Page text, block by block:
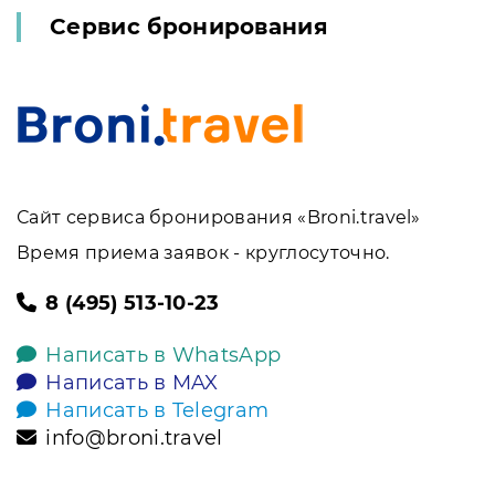
Сервис бронирования
Сайт сервиса бронирования «Broni.travel»
Время приема заявок - круглосуточно.
8 (495) 513-10-23
Написать в WhatsApp
Написать в MAX
Написать в Telegram
info@broni.travel